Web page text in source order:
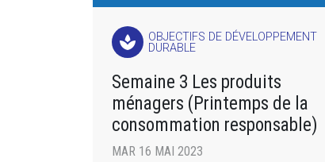
spa
OBJECTIFS DE DÉVELOPPEMENT
DURABLE
Semaine 3 Les produits
ménagers (Printemps de la
consommation responsable)
MAR 16 MAI 2023